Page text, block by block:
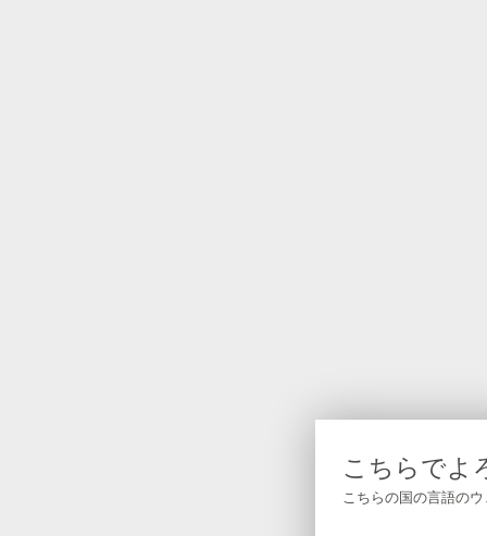
こちらでよ
こちらの国の言語の